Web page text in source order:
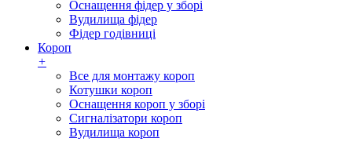
Оснащення фідер у зборі
Вудилища фідер
Фідер годівниці
Короп
+
Все для монтажу короп
Котушки короп
Оснащення короп у зборі
Сигналізатори короп
Вудилища короп